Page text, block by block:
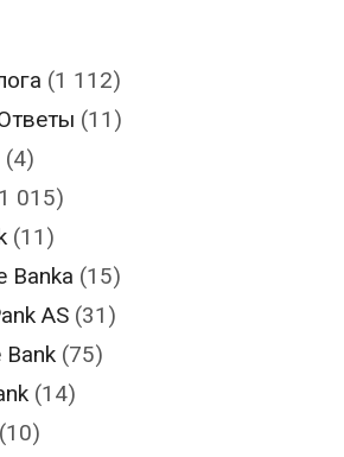
(1 112)
(11)
(4)
015)
(11)
Banka (15)
AS (31)
Bank (75)
(14)
(10)